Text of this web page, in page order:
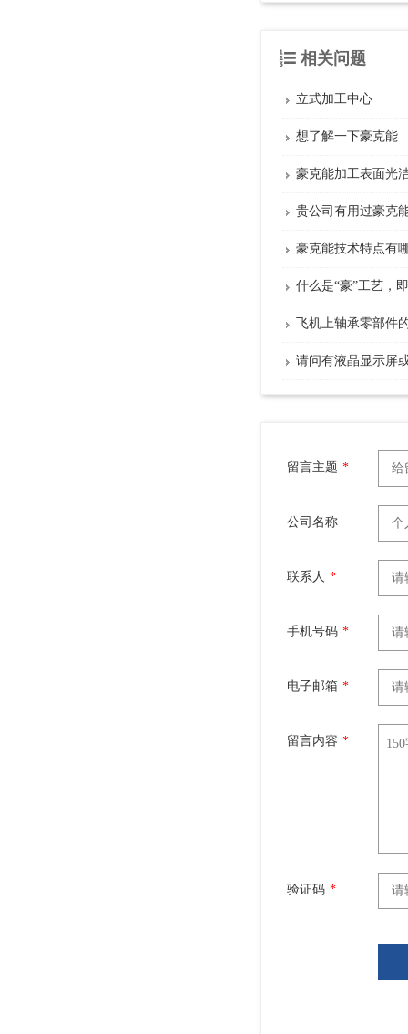
相关问题
立式加工中心
想了解一下豪克能
豪克能加工表面光
贵公司有用过豪克
豪克能技术特点有
什么是“豪”工艺，
飞机上轴承零部件
请问有液晶显示屏
留言主题 *
公司名称
联系人 *
手机号码 *
电子邮箱 *
留言内容 *
验证码 *